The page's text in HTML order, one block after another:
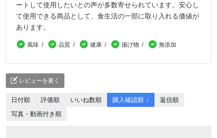
ートして使用したいとの声が多数寄せられています。安心し
て使用できる商品として、食生活の一部に取り入れる価値が
あります。
風味 品質 健康 揚げ物 無添加
レビューを書く
日付順 評価順 いいね数順 購入確認順 ↓
返信順
写真・動画付き順